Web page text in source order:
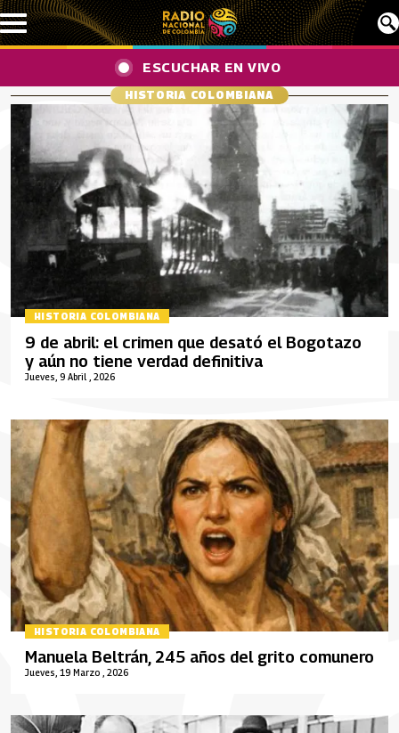
Pasar al contenido principal
ESCUCHAR EN VIVO
HISTORIA COLOMBIANA
HISTORIA COLOMBIANA
Jueves, 9 Abril , 2026
9 de abril: el crimen que desató el Bogotazo
y aún no tiene verdad definitiva
HISTORIA COLOMBIANA
Jueves, 19 Marzo , 2026
Manuela Beltrán, 245 años del grito comunero